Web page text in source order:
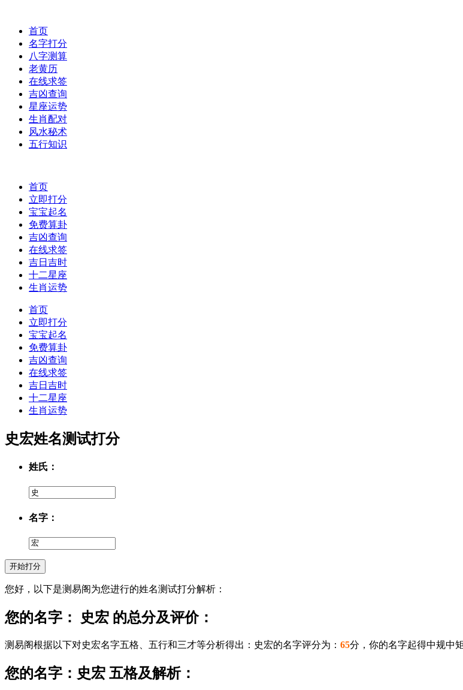
首页
名字打分
八字测算
老黄历
在线求签
吉凶查询
星座运势
生肖配对
风水秘术
五行知识
首页
立即打分
宝宝起名
免费算卦
吉凶查询
在线求签
吉日吉时
十二星座
生肖运势
首页
立即打分
宝宝起名
免费算卦
吉凶查询
在线求签
吉日吉时
十二星座
生肖运势
史宏姓名测试打分
姓氏：
名字：
您好，以下是测易阁为您进行的姓名测试打分解析：
您的名字： 史宏 的总分及评价：
测易阁根据以下对史宏名字五格、五行和三才等分析得出：史宏的名字评分为： 65分，你的名字起得中规中
您的名字：史宏 五格及解析：